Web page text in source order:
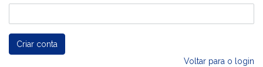
Criar conta
Voltar para o login